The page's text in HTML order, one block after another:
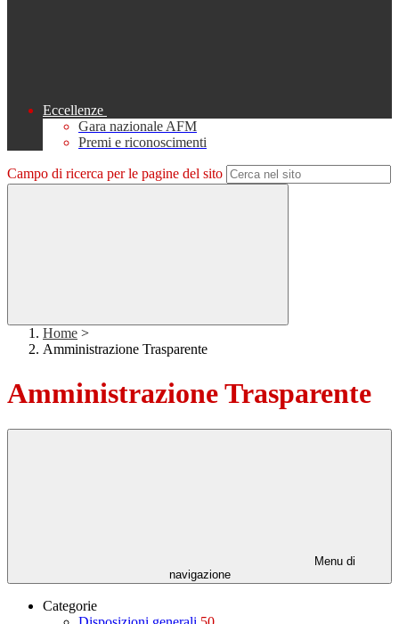
Eccellenze
Gara nazionale AFM
Premi e riconoscimenti
Campo di ricerca per le pagine del sito
Home >
Amministrazione Trasparente
Amministrazione Trasparente
Menu di
navigazione
Categorie